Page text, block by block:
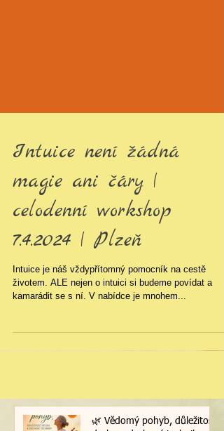
Intuice není žádná
magie ani čáry |
celodenní workshop
7.4.2024 | Plzeň
kamarádit se s ní. V nabídce je mnohem...